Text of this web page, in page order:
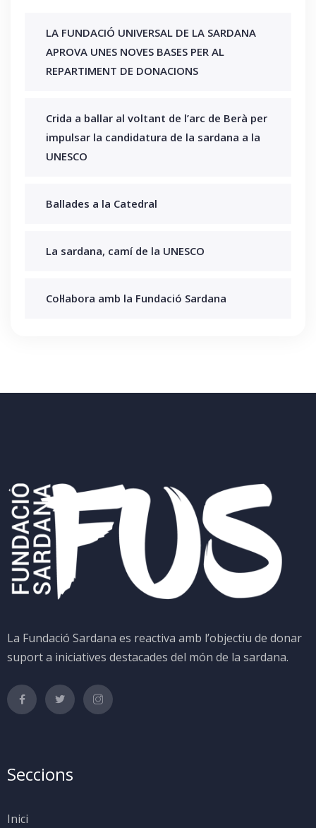
LA FUNDACIÓ UNIVERSAL DE LA SARDANA
APROVA UNES NOVES BASES PER AL
REPARTIMENT DE DONACIONS
Crida a ballar al voltant de l’arc de Berà per
impulsar la candidatura de la sardana a la
UNESCO
Ballades a la Catedral
La sardana, camí de la UNESCO
Col·labora amb la Fundació Sardana
La Fundació Sardana es reactiva amb l’objectiu de donar
suport a iniciatives destacades del món de la sardana.
Seccions
Inici